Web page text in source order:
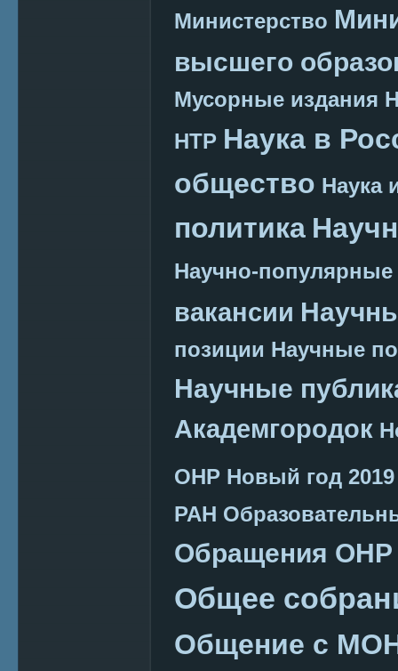
Министерство
высшего
Мусорные издания
НТР Наука в
общество Наука
политика
Научно-
вакансии
позиции Научные
Научные
Академгородок
ОНР Новый год 2019
РАН
Обращения ОНР
Общее
Общение с